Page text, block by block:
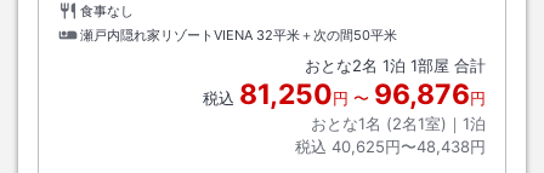
食事なし
瀬戸内隠れ家リゾートVIENA 32平米＋次の間50平米
おとな2名 1泊 1部屋 合計
税込 81,250円 〜 96,876円
おとな1名 (2名1室)｜ 1泊
税込 40,625円〜48,438円